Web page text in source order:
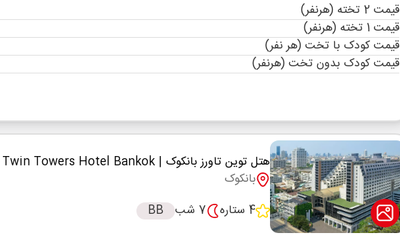
قیمت 2 تخته (هرنفر)
قیمت 1 تخته (هرنفر)
قیمت کودک با تخت (هر نفر)
قیمت کودک بدون تخت (هرنفر)
هتل توین تاورز بانکوک | The Twin Towers Hotel Bankok
بانکوک
4 ستاره
7 شب BB